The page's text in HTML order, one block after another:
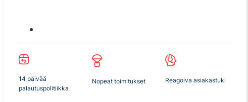
14 päivää
palautuspolitiikka
Nopeat toimitukset Reagoiva asiakastuki